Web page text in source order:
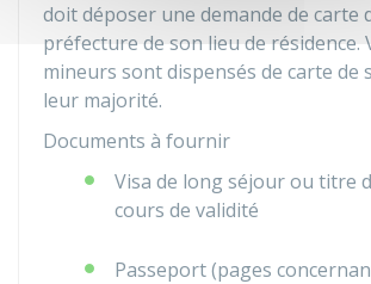
doit déposer une demande de carte
préfecture de son lieu de résidence.
mineurs sont dispensés de carte de
leur majorité.
Documents à fournir
Visa de long séjour ou titre
cours de validité
Passeport (pages